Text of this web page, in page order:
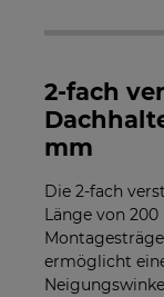
enthalten.
2-fach
mm
Die 2-fach
Länge von
ermöglicht